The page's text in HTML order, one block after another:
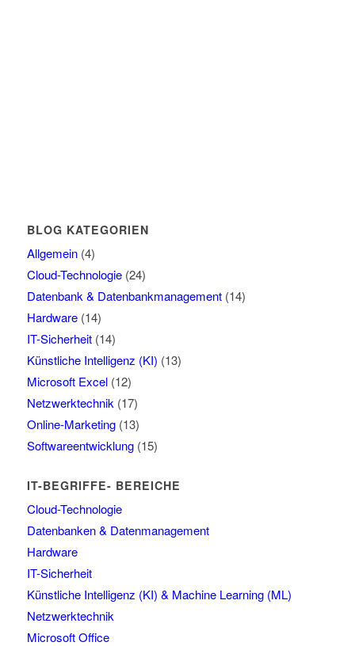
BLOG KATEGORIEN
Allgemein(4)
Cloud-Technologie(24)
Datenbank & Datenbankmanagement(14)
Hardware(14)
IT-Sicherheit(14)
Künstliche Intelligenz (KI) (13)
Microsoft Excel(12)
Netzwerktechnik (17)
Online-Marketing(13)
Softwareentwicklung(15)
IT-BEGRIFFE- BEREICHE
Cloud-Technologie
Datenbanken & Datenmanagement
Hardware
IT-Sicherheit
Künstliche Intelligenz (KI) & Machine Learning (ML)
Netzwerktechnik
Microsoft Office